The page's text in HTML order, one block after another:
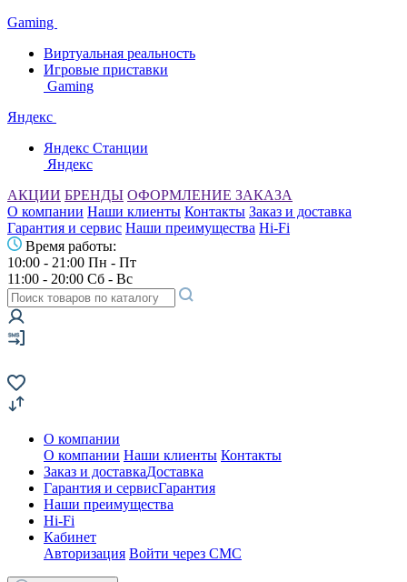
Gaming
Виртуальная реальность
Игровые приставки
Gaming
Яндекс
Яндекс Станции
Яндекс
АКЦИИ БРЕНДЫ ОФОРМЛЕНИЕ ЗАКАЗА
О компании Наши клиенты Контакты Заказ и доставка
Гарантия и сервис Наши преимущества Hi-Fi
Время работы:
10:00 - 21:00 Пн - Пт
11:00 - 20:00 Сб - Вс
О компании
О компании Наши клиенты Контакты
Заказ и доставкаДоставка
Гарантия и сервисГарантия
Наши преимущества
Hi-Fi
Кабинет
Авторизация Войти через СМС